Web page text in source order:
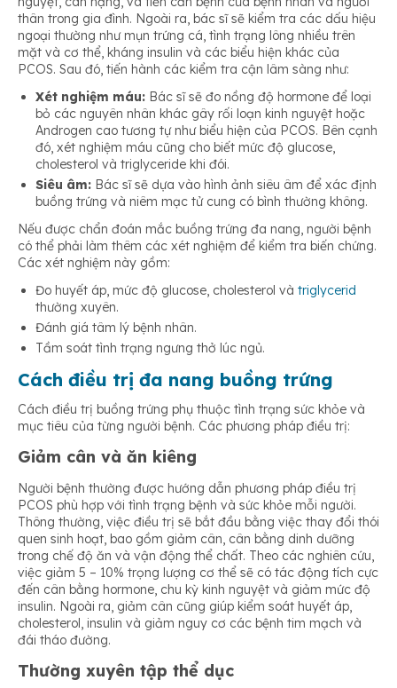
thân trong gia đình. Ngoài ra, bác sĩ sẽ kiểm tra các dấu hiệu
ngoại thường như mụn trứng cá, tình trạng lông nhiều trên
mặt và cơ thể, kháng insulin và các biểu hiện khác của
PCOS. Sau đó, tiến hành các kiểm tra cận lâm sàng như:
Xét nghiệm máu: Bác sĩ sẽ đo nồng độ hormone để loại
bỏ các nguyên nhân khác gây rối loạn kinh nguyệt hoặc
Androgen cao tương tự như biểu hiện của PCOS. Bên cạnh
đó, xét nghiệm máu cũng cho biết mức độ glucose,
cholesterol và triglyceride khi đói.
Siêu âm: Bác sĩ sẽ dựa vào hình ảnh siêu âm để xác định
buồng trứng và niêm mạc tử cung có bình thường không.
Nếu được chẩn đoán mắc buồng trứng đa nang, người bệnh
có thể phải làm thêm các xét nghiệm để kiểm tra biến chứng.
Các xét nghiệm này gồm:
Đo huyết áp, mức độ glucose, cholesterol và triglycerid
thường xuyên.
Đánh giá tâm lý bệnh nhân.
Tầm soát tình trạng ngưng thở lúc ngủ.
Cách điều trị đa nang buồng trứng
Cách điều trị buồng trứng phụ thuộc tình trạng sức khỏe và
mục tiêu của từng người bệnh. Các phương pháp điều trị:
Giảm cân và ăn kiêng
Người bệnh thường được hướng dẫn phương pháp điều trị
PCOS phù hợp với tình trạng bệnh và sức khỏe mỗi người.
Thông thường, việc điều trị sẽ bắt đầu bằng việc thay đổi thói
quen sinh hoạt, bao gồm giảm cân, cân bằng dinh dưỡng
trong chế độ ăn và vận động thể chất. Theo các nghiên cứu,
việc giảm 5 – 10% trọng lượng cơ thể sẽ có tác động tích cực
đến cân bằng hormone, chu kỳ kinh nguyệt và giảm mức độ
insulin. Ngoài ra, giảm cân cũng giúp kiểm soát huyết áp,
cholesterol, insulin và giảm nguy cơ các bệnh tim mạch và
đái tháo đường.
Thường xuyên tập thể dục